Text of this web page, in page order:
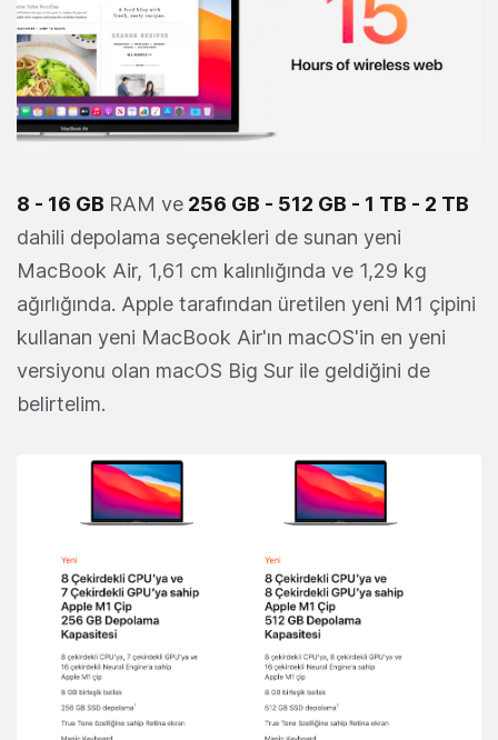
8 - 16 GB RAM ve 256 GB - 512 GB - 1 TB - 2 TB
dahili depolama seçenekleri de sunan yeni
MacBook Air, 1,61 cm kalınlığında ve 1,29 kg
ağırlığında. Apple tarafından üretilen yeni M1 çipini
kullanan yeni MacBook Air'ın macOS'in en yeni
versiyonu olan macOS Big Sur ile geldiğini de
belirtelim.